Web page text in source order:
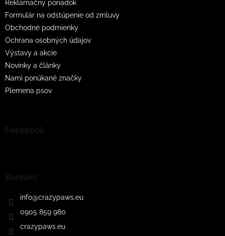
Reklamačný poriadok
Formulár na odstúpenie od zmluvy
Obchodné podmienky
Ochrana osobných údajov
Výstavy a akcie
Novinky a články
Nami ponúkané značky
Plemena psov
Facebook
Kontakt
info@crazypaws.eu
0905 859 980
crazypaws.eu